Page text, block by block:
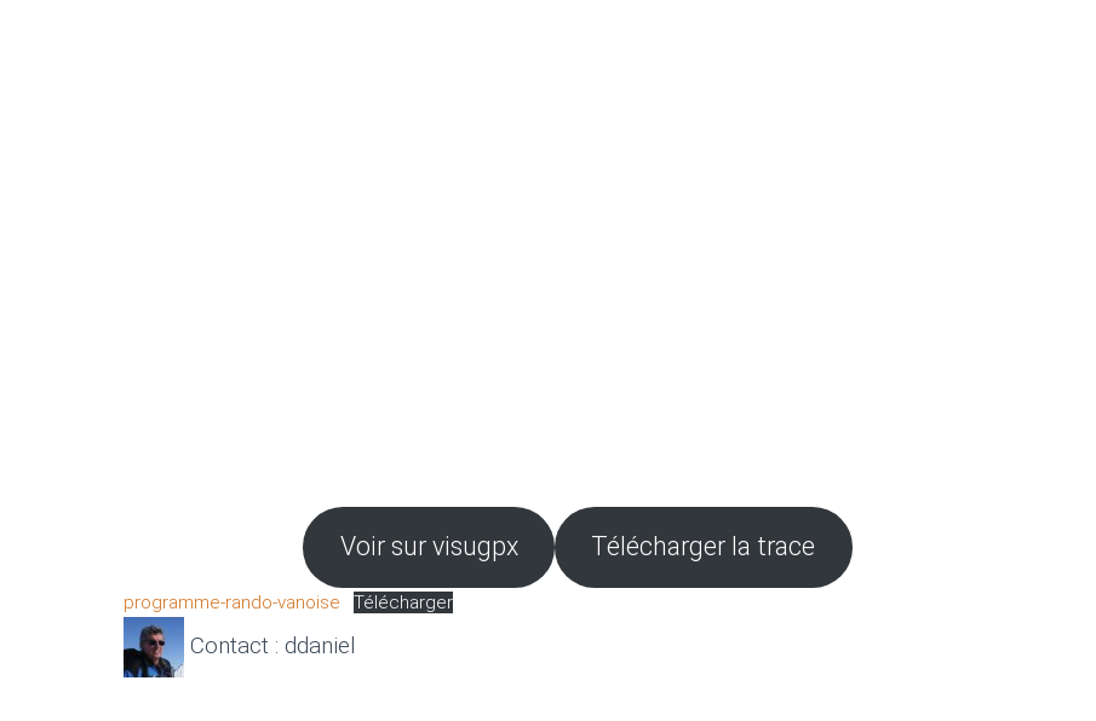
Voir sur visugpx Télécharger la trace
programme-rando-vanoise Télécharger
Contact : ddaniel